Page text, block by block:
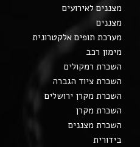
מצננים לאירועים
מצננים
מערכת תופים אלקטרונית
מימון רכב
השכרת רמקולים
השכרת ציוד הגברה
השכרת מקרן ירושלים
השכרת מקרן
השכרת מצננים
בידורית